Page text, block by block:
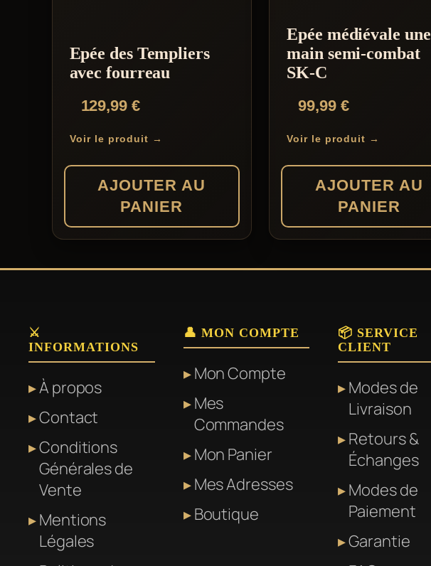
Epée des Templiers
avec fourreau
129,99 €
Voir le produit →
AJOUTER AU
PANIER
Epée médiévale une
main semi-combat
SK-C
99,99 €
Voir le produit →
AJOUTER AU
PANIER
⚔️
INFORMATIONS
À propos
Contact
Conditions
Générales de
Vente
Mentions
Légales
👤 MON COMPTE
Mon Compte
Mes
Commandes
Mon Panier
Mes Adresses
Boutique
📦 SERVICE
CLIENT
Modes de
Livraison
Retours &
Échanges
Modes de
Paiement
Garantie